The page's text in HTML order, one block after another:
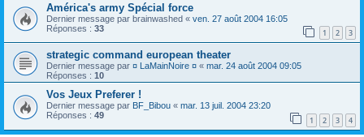
América's army Spécial force
Dernier message par brainwashed « ven. 27 août 2004 16:05
Réponses : 33 1 2 3
strategic command european theater
Dernier message par ¤ LaMainNoire ¤ « mar. 24 août 2004 09:05
Réponses : 10
Vos Jeux Preferer !
Dernier message par BF_Bibou « mar. 13 juil. 2004 23:20
Réponses : 49 1 2 3 4